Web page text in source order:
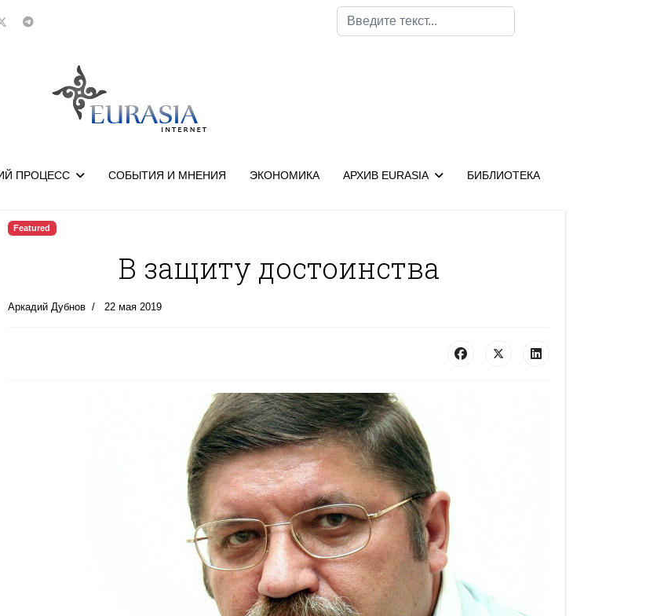
Поиск
ПРОЦЕСС СОБЫТИЯ И МНЕНИЯ ЭКОНОМИКА АРХИВ EURASIA БИБЛИОТЕКА
Featured
В защиту достоинства
Аркадий Дубнов 22 мая 2019